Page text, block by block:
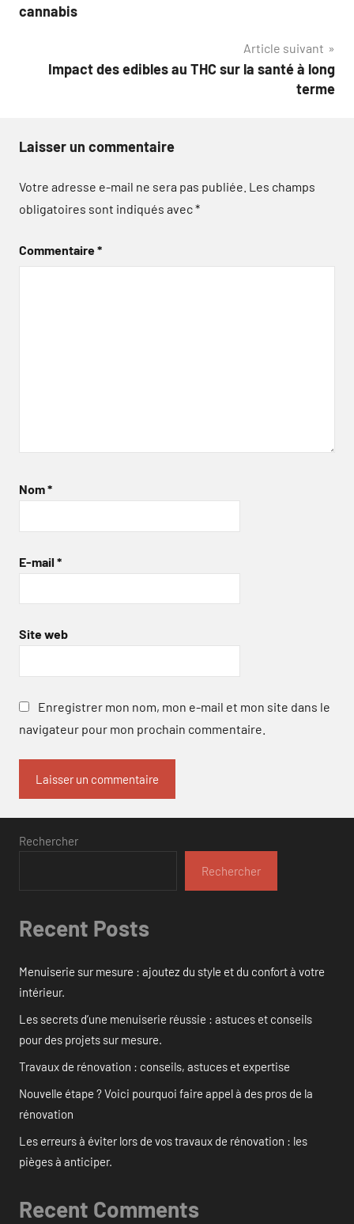
cannabis
Article suivant
Impact des edibles au THC sur la santé à long
terme
Laisser un commentaire
Votre adresse e-mail ne sera pas publiée. Les champs
obligatoires sont indiqués avec*
Commentaire*
Nom*
E-mail *
Site web
Enregistrer mon nom, mon e-mail et mon site dans le
navigateur pour mon prochain commentaire.
Rechercher
Rechercher
Recent Posts
Menuiserie sur mesure : ajoutez du style et du confort à votre
intérieur.
Les secrets d’une menuiserie réussie : astuces et conseils
pour des projets sur mesure.
Travaux de rénovation : conseils, astuces et expertise
Nouvelle étape ? Voici pourquoi faire appel à des pros de la
rénovation
Les erreurs à éviter lors de vos travaux de rénovation : les
pièges à anticiper.
Recent Comments